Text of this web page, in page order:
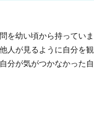
を幼い頃から持っていま
人が見るように自分を観
分が気がつかなかった自